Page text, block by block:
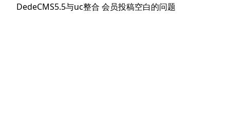
航
章：
下
DedeCMS5.5与uc整合 会员投稿空白的问题